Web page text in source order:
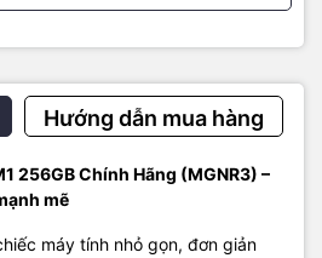
Hướng dẫn mua hàng
256GB Chính Hãng (MGNR3) –
mẽ
máy tính nhỏ gọn, đơn giản
và ít giật lag thì cổng Ethernet Gigabit
nghiệm giải trí của bạn vô cùng hoàn
bạn có thể liên hệ :